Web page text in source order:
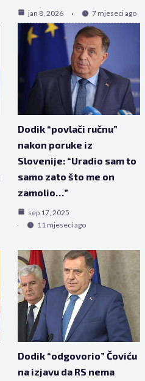
jan 8, 2026 7 mjeseci ago
Dodik “povlači ručnu”
nakon poruke iz
Slovenije: “Uradio sam to
samo zato što me on
zamolio…”
sep 17, 2025
11 mjeseci ago
Dodik “odgovorio” Čoviću
na izjavu da RS nema